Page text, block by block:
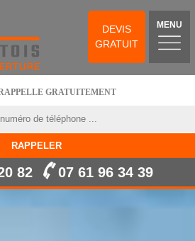
DEVIS
GRATUIT
MENU
GRATUITEMENT
82 07 61 96 34 39